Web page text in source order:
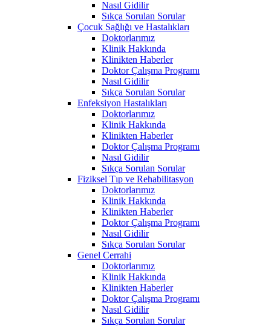
Nasıl Gidilir
Sıkça Sorulan Sorular
Çocuk Sağlığı ve Hastalıkları
Doktorlarımız
Klinik Hakkında
Klinikten Haberler
Doktor Çalışma Programı
Nasıl Gidilir
Sıkça Sorulan Sorular
Enfeksiyon Hastalıkları
Doktorlarımız
Klinik Hakkında
Klinikten Haberler
Doktor Çalışma Programı
Nasıl Gidilir
Sıkça Sorulan Sorular
Fiziksel Tıp ve Rehabilitasyon
Doktorlarımız
Klinik Hakkında
Klinikten Haberler
Doktor Çalışma Programı
Nasıl Gidilir
Sıkça Sorulan Sorular
Genel Cerrahi
Doktorlarımız
Klinik Hakkında
Klinikten Haberler
Doktor Çalışma Programı
Nasıl Gidilir
Sıkça Sorulan Sorular